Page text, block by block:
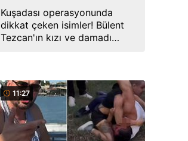
Kuşadası operasyonunda
dikkat çeken isimler! Bülent
Tezcan'ın kızı ve damadı
11:27